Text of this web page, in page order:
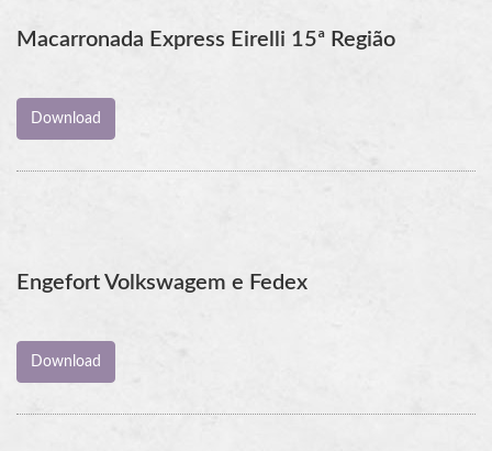
Macarronada Express Eirelli 15ª Região
Engefort Volkswagem e Fedex